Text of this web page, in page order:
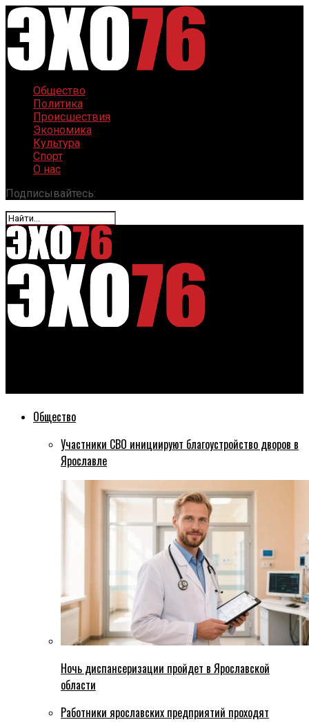
Общество
Политика
Происшествия
Экономика
Культура
Спорт
О нас
Подписывайтесь:
Общество
Участники СВО инициируют благоустройство дворов в
Ярославле
Ночь диспансеризации пройдет в Ярославской
области
Работники ярославских предприятий проходят